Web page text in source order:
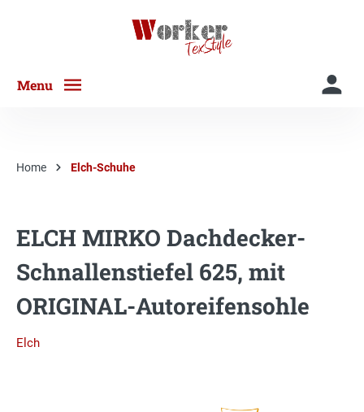
Menu
Home Elch-Schuhe
ELCH MIRKO Dachdecker-
Schnallenstiefel 625, mit
ORIGINAL-Autoreifensohle
Elch